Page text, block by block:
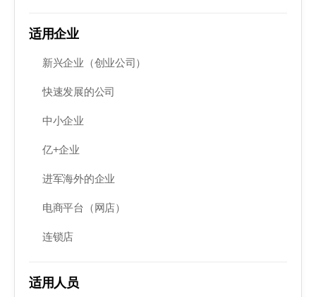
适用企业
新兴企业（创业公司）
快速发展的公司
中小企业
亿+企业
进军海外的企业
电商平台（网店）
连锁店
适用人员